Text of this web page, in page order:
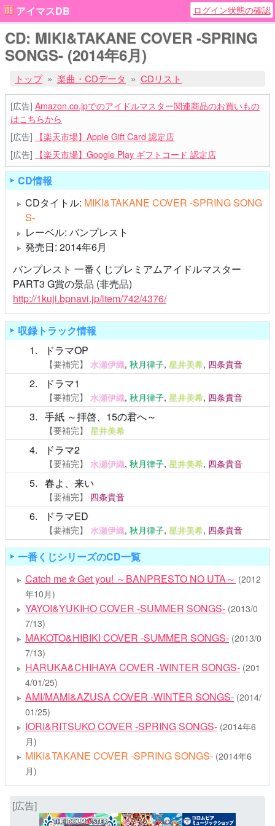
アイマスDB ログイン状態の確認
CD: MIKI&TAKANE COVER -SPRING
SONGS- (2014年6月)
トップ 楽曲・CDデータ CDリスト
[広告] Amazon.co.jpでのアイドルマスター関連商品のお買いもの
はこちらから
[広告]
【楽天市場】Apple Gift Card 認定店
[広告]
【楽天市場】Google Play ギフトコード 認定店
CD情報
CDタイトル: MIKI&TAKANE COVER -SPRING SONG
S-
レーベル: バンプレスト
発売日: 2014年6月
バンプレスト 一番くじプレミアムアイドルマスター
PART3 G賞の景品 (非売品)
http://1kuji.bpnavi.jp/item/742/4376/
収録トラック情報
1
ドラマOP
【要補完】 水瀬伊織, 秋月律子, 星井美希, 四条貴音
2 ドラマ1
【要補完】 水瀬伊織, 秋月律子, 星井美希, 四条貴音
3 手紙 ～拝啓、15の君へ～
【要補完】 星井美希
4 ドラマ2
【要補完】 水瀬伊織, 秋月律子, 星井美希, 四条貴音
5 春よ、来い
【要補完】 四条貴音
6 ドラマED
【要補完】 水瀬伊織, 秋月律子, 星井美希, 四条貴音
一番くじシリーズのCD一覧
Catch me☆Get you! ～BANPRESTO NO UTA～ (2012
年10月)
YAYOI&YUKIHO COVER -SUMMER SONGS- (2013/0
7/13)
MAKOTO&HIBIKI COVER -SUMMER SONGS- (2013/0
7/13)
HARUKA&CHIHAYA COVER -WINTER SONGS- (201
4/01/25)
AMI/MAMI&AZUSA COVER -WINTER SONGS- (2014/
01/25)
IORI&RITSUKO COVER -SPRING SONGS- (2014年6
月)
MIKI&TAKANE COVER -SPRING SONGS- (2014年6
月)
[広告]